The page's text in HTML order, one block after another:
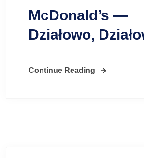
McDonald’s —
Działowo,
Continue Reading